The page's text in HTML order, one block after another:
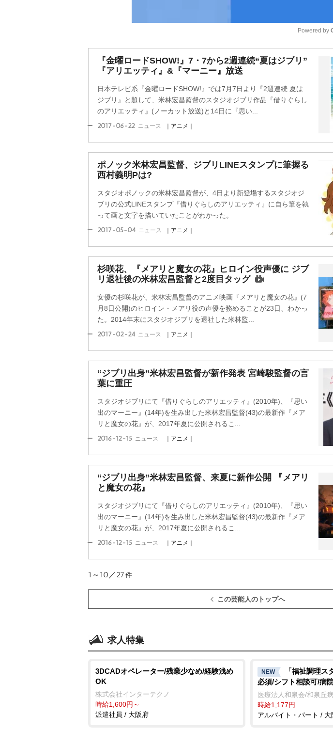
Powered by
『金曜ロードSHOW!』7・7から2週連続“夏はジブリ”
『アリエッティ』&『マーニー』放送
日本テレビ系『金曜ロードSHOW!』では7月7日より『2週連続 夏は
ジブリ』と題して、米林宏昌監督のスタジオジブリ作品『借りぐらし
のアリエッティ』(ノーカット放送)と14日に『思い...
2017-06-22 ニュース ｜アニメ｜
ポノック米林宏昌監督、ジブリLINEスタンプに筆握る
西村義明Pは?
スタジオポノックの米林宏昌監督が、4日より新登場するスタジオジ
ブリの公式LINEスタンプ『借りぐらしのアリエッティ』に自ら筆を執
って画と文字を描いていたことがわかった。
2017-05-04 ニュース ｜アニメ｜
杉咲花、『メアリと魔女の花』ヒロイン役声優に ジブ
リ退社後の米林宏昌監督と2度目タッグ
女優の杉咲花が、米林宏昌監督のアニメ映画『メアリと魔女の花』(7
月8日公開)のヒロイン・メアリ役の声優を務めることが23日、わかっ
た。2014年末にスタジオジブリを退社した米林監...
2017-02-24 ニュース ｜アニメ｜
“ジブリ出身”米林宏昌監督が新作発表 宮崎駿監督の言
葉に重圧
スタジオジブリにて『借りぐらしのアリエッティ』(2010年)、『思い
出のマーニー』(14年)を生み出した米林宏昌監督(43)の最新作『メア
リと魔女の花』が、2017年夏に公開されるこ...
2016-12-15 ニュース ｜アニメ｜
“ジブリ出身”米林宏昌監督、来夏に新作公開 『メアリ
と魔女の花』
スタジオジブリにて『借りぐらしのアリエッティ』(2010年)、『思い
出のマーニー』(14年)を生み出した米林宏昌監督(43)の最新作『メア
リと魔女の花』が、2017年夏に公開されるこ...
2016-12-15 ニュース ｜アニメ｜
1～10／27件
この芸能人のトップへ
求人特集
3DCADオペレーター/残業少なめ/経験浅め
OK
株式会社インターテクノ
時給1,600円～
派遣社員 / 大阪府
NEW
「福祉調理ス
必須/シフト相談可/病
医療法人和泉会/和泉丘
時給1,177円
アルバイト・パート / 大